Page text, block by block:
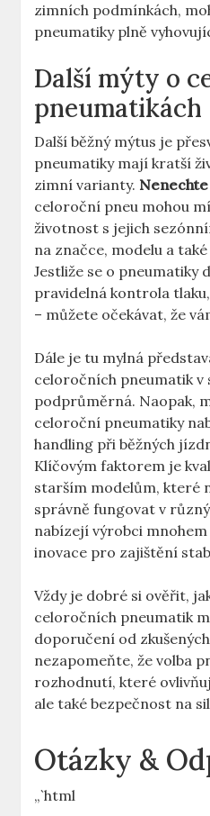
zimních podmínkách,
pneumatiky plně
Další mýty o
pneumatikách
Další běžný mýtus je
pneumatiky mají kratší
zimní varianty.
celoroční pneu mohou
životnost s jejich
na značce, modelu a
Jestliže se o pneumatiky
pravidelná kontrola
– můžete očekávat, že
Dále je tu mylná
celoročních pneumatik v
podprůměrná. Naopak,
celoroční pneumatiky
handling při běžných
Klíčovým faktorem je
starším modelům, které
správně fungovat v
nabízejí výrobci
inovace pro zajištění
Vždy je dobré si ověřit,
celoročních pneumatik
doporučení od
nezapomeňte, že volba
rozhodnutí, které
ale také bezpečnost na
Otázky &
„`html